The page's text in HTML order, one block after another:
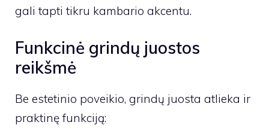
gali tapti tikru kambario akcentu.
Funkcinė grindų juostos
reikšmė
Be estetinio poveikio, grindų juosta atlieka ir
praktinę funkciją: